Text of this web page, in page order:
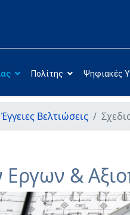
Πολίτης Ψηφιακές
Έγγειες Βελτιώσεις
Εργων &